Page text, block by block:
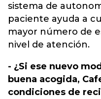
sistema de
paciente ayuda a
mayor número de
nivel de atención.
- ¿Si ese nuevo
buena acogida,
condiciones de